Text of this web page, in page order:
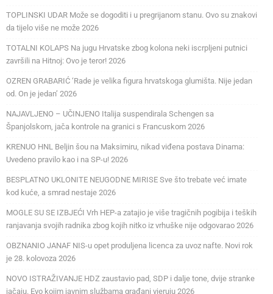
TOPLINSKI UDAR Može se dogoditi i u pregrijanom stanu. Ovo su znakovi
da tijelo više ne može 2026
TOTALNI KOLAPS Na jugu Hrvatske zbog kolona neki iscrpljeni putnici
završili na Hitnoj: Ovo je teror! 2026
OZREN GRABARIĆ ‘Rade je velika figura hrvatskoga glumišta. Nije jedan
od. On je jedan’ 2026
NAJAVLJENO – UČINJENO Italija suspendirala Schengen sa
Španjolskom, jača kontrole na granici s Francuskom 2026
KRENUO HNL Beljin šou na Maksimiru, nikad viđena postava Dinama:
Uvedeno pravilo kao i na SP-u! 2026
BESPLATNO UKLONITE NEUGODNE MIRISE Sve što trebate već imate
kod kuće, a smrad nestaje 2026
MOGLE SU SE IZBJEĆI Vrh HEP-a zatajio je više tragičnih pogibija i teških
ranjavanja svojih radnika zbog kojih nitko iz vrhuške nije odgovarao 2026
OBZNANIO JANAF NIS-u opet produljena licenca za uvoz nafte. Novi rok
je 28. kolovoza 2026
NOVO ISTRAŽIVANJE HDZ zaustavio pad, SDP i dalje tone, dvije stranke
jačaju. Evo kojim javnim službama građani vjeruju 2026